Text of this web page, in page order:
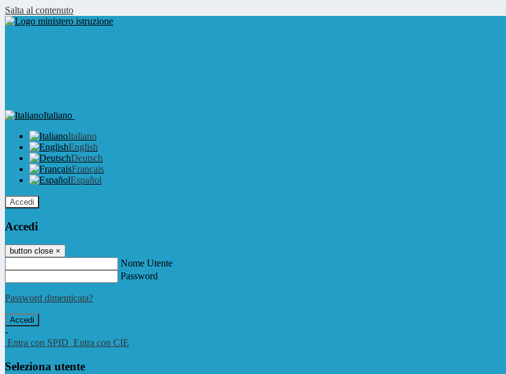
Salta al contenuto
Italiano
Italiano
English
Deutsch
Français
Español
Accedi
Accedi
button close ×
Nome Utente
Password
Password dimenticata?
-
Entra con SPID Entra con CIE
Seleziona utente